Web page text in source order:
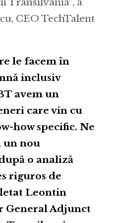
CEO TechTalent
le facem în
inclusiv
avem un
care vin cu
how specific. Ne
un nou
o analiză
riguros de
Leontin
General Adjunct